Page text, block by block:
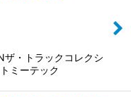
ザ・トラックコレクシ
ミーテック